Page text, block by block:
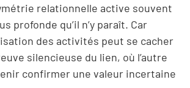
relationnelle active souvent
profonde qu’il n’y paraît. Car
des activités peut se cacher
silencieuse du lien, où l’autre
confirmer une valeur incertaine